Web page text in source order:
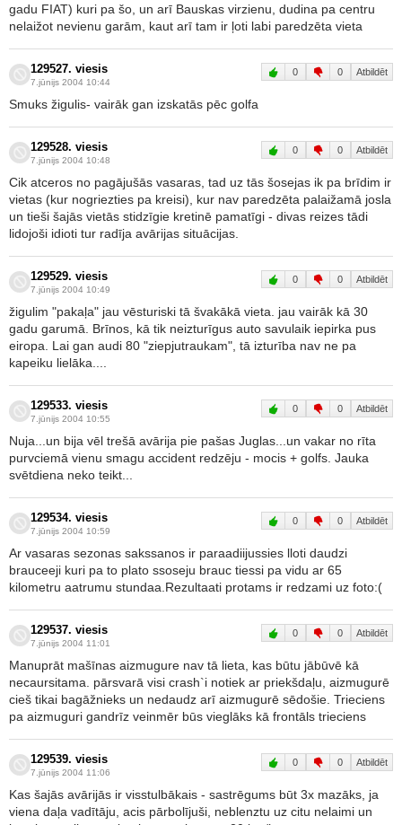
gadu FIAT) kuri pa šo, un arī Bauskas virzienu, dudina pa centru
nelaižot nevienu garām, kaut arī tam ir ļoti labi paredzēta vieta
129527. viesis
7.jūnijs 2004 10:44
0 0 Atbildēt
Smuks žigulis- vairāk gan izskatās pēc golfa
129528. viesis
7.jūnijs 2004 10:48
0 0 Atbildēt
Cik atceros no pagājušās vasaras, tad uz tās šosejas ik pa brīdim ir
vietas (kur nogriezties pa kreisi), kur nav paredzēta palaižamā josla
un tieši šajās vietās stidzīgie kretinē pamatīgi - divas reizes tādi
lidojoši idioti tur radīja avārijas situācijas.
129529. viesis
7.jūnijs 2004 10:49
0 0 Atbildēt
žigulim "pakaļa" jau vēsturiski tā švakākā vieta. jau vairāk kā 30
gadu garumā. Brīnos, kā tik neizturīgus auto savulaik iepirka pus
eiropa. Lai gan audi 80 "ziepjutraukam", tā izturība nav ne pa
kapeiku lielāka....
129533. viesis
7.jūnijs 2004 10:55
0 0 Atbildēt
Nuja...un bija vēl trešā avārija pie pašas Juglas...un vakar no rīta
purvciemā vienu smagu accident redzēju - mocis + golfs. Jauka
svētdiena neko teikt...
129534. viesis
7.jūnijs 2004 10:59
0 0 Atbildēt
Ar vasaras sezonas sakssanos ir paraadiijussies lloti daudzi
brauceeji kuri pa to plato ssoseju brauc tiessi pa vidu ar 65
kilometru aatrumu stundaa.Rezultaati protams ir redzami uz foto:(
129537. viesis
7.jūnijs 2004 11:01
0 0 Atbildēt
Manuprāt mašīnas aizmugure nav tā lieta, kas būtu jābūvē kā
necaursitama. pārsvarā visi crash`i notiek ar priekšdaļu, aizmugurē
cieš tikai bagāžnieks un nedaudz arī aizmugurē sēdošie. Trieciens
pa aizmuguri gandrīz veinmēr būs vieglāks kā frontāls trieciens
129539. viesis
7.jūnijs 2004 11:06
0 0 Atbildēt
Kas šajās avārijās ir visstulbākais - sastrēgums būt 3x mazāks, ja
viena daļa vadītāju, acis pārbolījuši, neblenztu uz citu nelaimi un